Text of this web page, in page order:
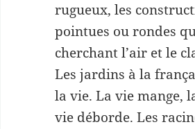
rugueux, les
pointues ou rondes
cherchant l’air et le
Les jardins à la
la vie. La vie mange,
vie déborde. Les